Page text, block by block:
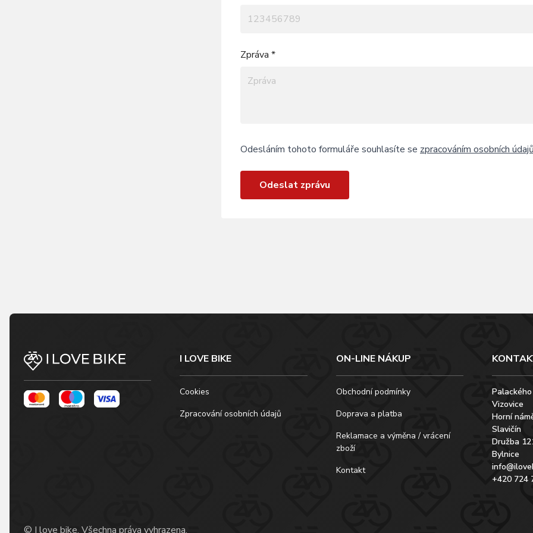
Zpráva *
Odesláním tohoto formuláře souhlasíte se zpracováním osobních
Odeslat zprávu
I LOVE BIKE
Cookies
Zpracování osobních údajů
ON-LINE NÁKUP
Obchodní podmínky
Doprava a platba
Reklamace a výměna / vrácení
zboží
Kontakt
Vizovice
Horní
Slavičín
Družba
Bylnice
+420 724
© I love bike, Všechna práva vyhrazena.